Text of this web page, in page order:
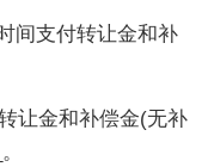
间支付转让金和补
让金和补偿金(无补